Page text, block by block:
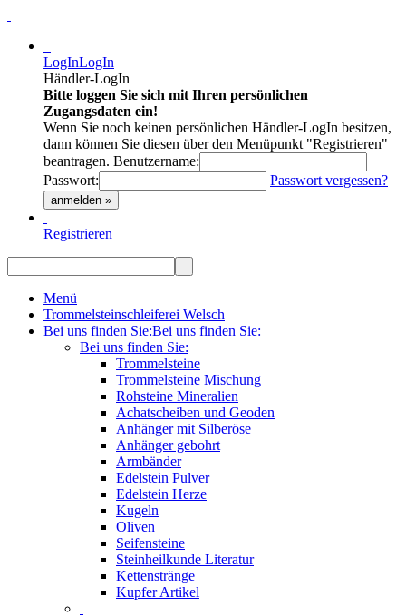
LogInLogIn
Händler-LogIn
Bitte loggen Sie sich mit Ihren persönlichen
Zugangsdaten ein!
Wenn Sie noch keinen persönlichen Händler-LogIn besitzen,
dann können Sie diesen über den Menüpunkt "Registrieren"
beantragen. Benutzername:
Passwort:
Passwort vergessen?
anmelden »
Registrieren
Menü
Trommelsteinschleiferei Welsch
Bei uns finden Sie:Bei uns finden Sie:
Bei uns finden Sie:
Trommelsteine
Trommelsteine Mischung
Rohsteine Mineralien
Achatscheiben und Geoden
Anhänger mit Silberöse
Anhänger gebohrt
Armbänder
Edelstein Pulver
Edelstein Herze
Kugeln
Oliven
Seifensteine
Steinheilkunde Literatur
Kettenstränge
Kupfer Artikel